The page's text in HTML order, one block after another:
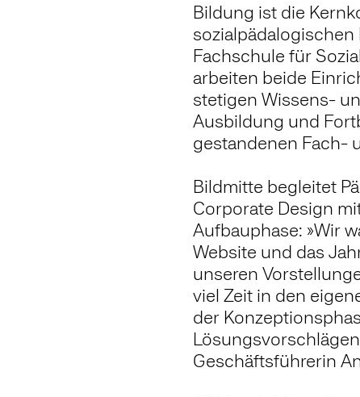
Bildung ist die
Fachschule für
arbeiten beide
stetigen Wissens-
Ausbildung und
gestandenen Fach-
Bildmitte begleitet
Corporate Design
Aufbauphase: »Wir
Website und das
unseren
viel Zeit in den
der
Geschäftsführerin